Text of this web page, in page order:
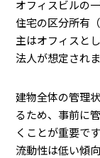
オフィスビルの
住宅の区分所有
主はオフィスと
法人が想定されま
建物全体の管理
るため、事前に
くことが重要で
流動性は低い傾